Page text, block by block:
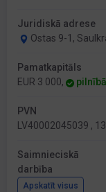
Juridiskā adrese
Ostas 9-1,
Pamatkapitāls
EUR 3 000,
PVN
LV40002045039 ,
Saimnieciskā
darbība
Apskatīt visus